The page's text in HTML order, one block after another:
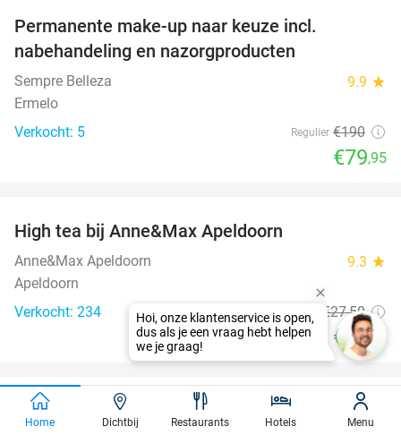
Permanente make-up naar keuze incl.
nabehandeling en nazorgproducten
Sempre Belleza 9.9 star
Ermelo
Verkocht: 5
Regulier €190
€79,95
High tea bij Anne&Max Apeldoorn
Anne&Max Apeldoorn 9.3 star
Apeldoorn
Verkocht: 234
€27,50
€19,50
38%
favorite_border
Entree tot Bellewaerde Park
Home Dichtbij Restaurants Hotels Menu